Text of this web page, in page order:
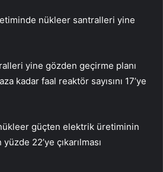
nükleer santralleri yine
yine gözden geçirme planı
kadar faal reaktör sayısını 17’ye
güçten elektrik üretiminin
22’ye çıkarılması